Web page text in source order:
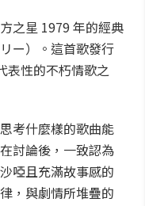
之星 1979 年的經典
ー）。這首歌發行
表性的不朽情歌之
考什麼樣的歌曲能
討論後，一致認為
啞且充滿故事感的
，與劇情所堆疊的